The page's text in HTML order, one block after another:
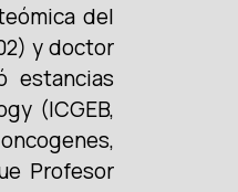
del
y doctor
estancias
(ICGEB,
Profesor